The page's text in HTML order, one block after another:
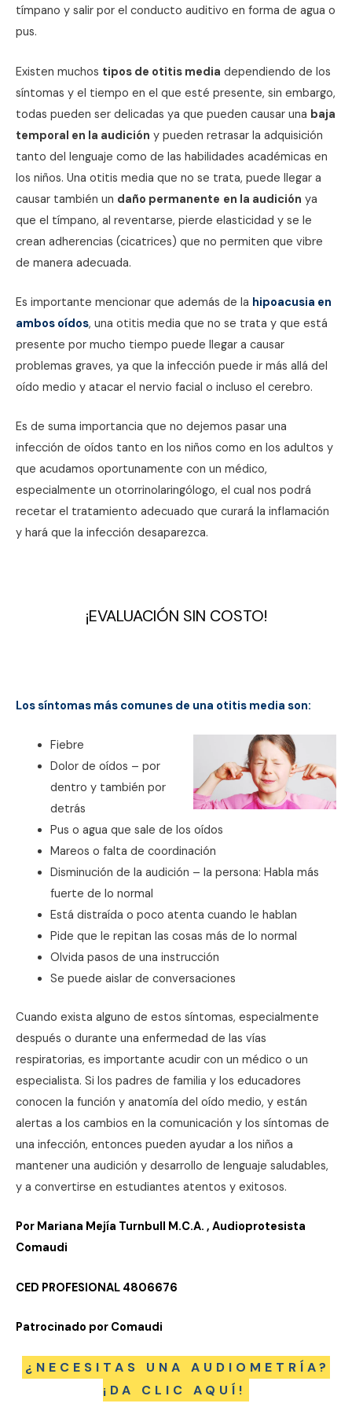
tímpano y salir por el conducto auditivo en forma de agua o
pus.
Existen muchos tipos de otitis media dependiendo de los
síntomas y el tiempo en el que esté presente, sin embargo,
todas pueden ser delicadas ya que pueden causar una baja
temporal en la audición y pueden retrasar la adquisición
tanto del lenguaje como de las habilidades académicas en
los niños. Una otitis media que no se trata, puede llegar a
causar también un daño permanente en la audición ya
que el tímpano, al reventarse, pierde elasticidad y se le
crean adherencias (cicatrices) que no permiten que vibre
de manera adecuada.
Es importante mencionar que además de la hipoacusia en
ambos oídos, una otitis media que no se trata y que está
presente por mucho tiempo puede llegar a causar
problemas graves, ya que la infección puede ir más allá del
oído medio y atacar el nervio facial o incluso el cerebro.
Es de suma importancia que no dejemos pasar una
infección de oídos tanto en los niños como en los adultos y
que acudamos oportunamente con un médico,
especialmente un otorrinolaringólogo, el cual nos podrá
recetar el tratamiento adecuado que curará la inflamación
y hará que la infección desaparezca.
¡EVALUACIÓN SIN COSTO!
Los síntomas más comunes de una otitis media son:
Fiebre
Dolor de oídos – por
dentro y también por
detrás
Pus o agua que sale de los oídos
Mareos o falta de coordinación
Disminución de la audición – la persona: Habla más
fuerte de lo normal
Está distraída o poco atenta cuando le hablan
Pide que le repitan las cosas más de lo normal
Olvida pasos de una instrucción
Se puede aislar de conversaciones
Cuando exista alguno de estos síntomas, especialmente
después o durante una enfermedad de las vías
respiratorias, es importante acudir con un médico o un
especialista. Si los padres de familia y los educadores
conocen la función y anatomía del oído medio, y están
alertas a los cambios en la comunicación y los síntomas de
una infección, entonces pueden ayudar a los niños a
mantener una audición y desarrollo de lenguaje saludables,
y a convertirse en estudiantes atentos y exitosos.
Por Mariana Mejía Turnbull M.C.A. , Audioprotesista
Comaudi
CED PROFESIONAL 4806676
Patrocinado por Comaudi
¿NECESITAS UNA AUDIOMETRÍA?
¡DA CLIC AQUÍ!